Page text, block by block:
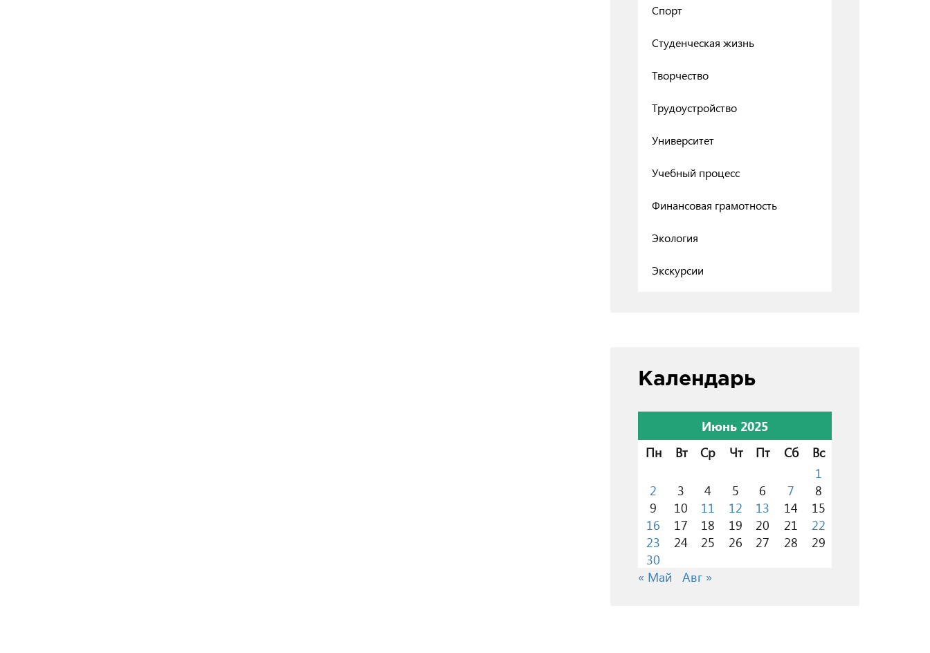
Спорт
Студенческая жизнь
Творчество
Трудоустройство
Университет
Учебный процесс
Финансовая грамотность
Экология
Экскурсии
Календарь
Июнь 2025
Пн
Вт Ср Чт Пт Сб
Вс
1
2
3 4 5 6 7
8
9
10 11 12 13 14
15
16
17 18 19 20 21
22
23
24 25 26 27 28
29
30
« Май
Авг »